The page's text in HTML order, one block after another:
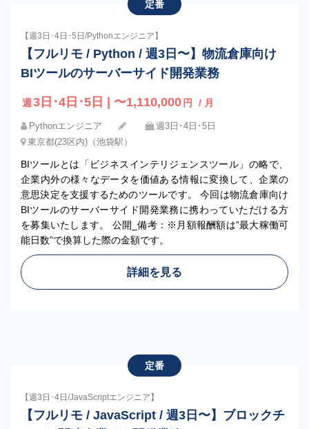
定番
【週3日･4日･5日/Pythonエンジニア】
【フルリモ / Python / 週3日〜】物流倉庫向け
BIツールのサーバーサイド開発業務
週 3日･4日･5日 | 〜1,110,000 円 / 月
Pythonエンジニア
週3日･4日･5日
東京都(23区内)（池袋駅）
BIツールとは「ビジネスインテリジェンスツール」の略で、
企業内外の様々なデータを価値ある情報に変換して、企業の
意思決定を支援するためのツールです。 今回は物流倉庫向け
BIツールのサーバーサイド開発業務に携わっていただける方
を募集いたします。 公開_備考：※月額報酬額は”最大稼働可
能日数”で換算した際の金額です。
詳細を見る
定番
【週3日･4日/JavaScriptエンジニア】
【フルリモ / JavaScript / 週3日〜】ブロックチ